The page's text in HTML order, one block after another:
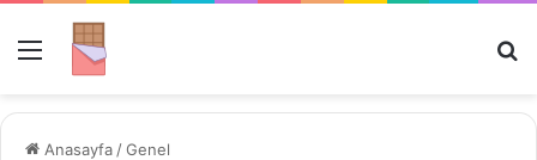
Menü
Anasayfa /Genel